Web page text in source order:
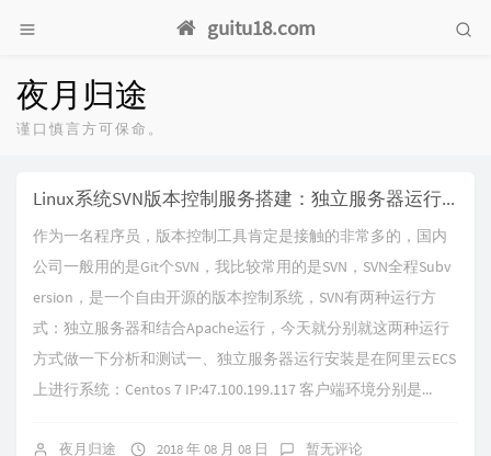
guitu18.com
夜月归途
谨口慎言方可保命。
Linux系统SVN版本控制服务搭建：独立服务器运行和Apache方式运行
作为一名程序员，版本控制工具肯定是接触的非常多的，国内
公司一般用的是Git个SVN，我比较常用的是SVN，SVN全程Subv
ersion，是一个自由开源的版本控制系统，SVN有两种运行方
式：独立服务器和结合Apache运行，今天就分别就这两种运行
方式做一下分析和测试一、独立服务器运行安装是在阿里云ECS
上进行系统：Centos 7 IP:47.100.199.117 客户端环境分别是...
夜月归途 2018 年 08 月 08 日 暂无评论